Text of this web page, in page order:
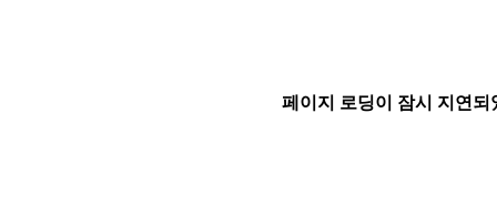
페이지 로딩이 잠시 지연